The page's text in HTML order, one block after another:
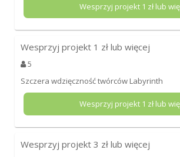
Wesprzyj projekt 1 zł lub
Wesprzyj projekt 1 zł lub więcej
5
Szczera wdzięczność twórców Labyrinth
Wesprzyj projekt 1 zł lub
Wesprzyj projekt 3 zł lub więcej